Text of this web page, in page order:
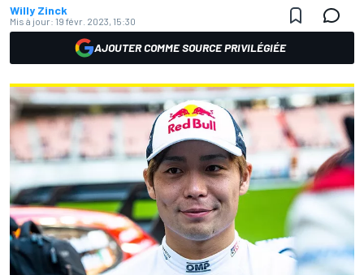
Willy Zinck
Mis à jour: 19 févr. 2023, 15:30
AJOUTER COMME SOURCE PRIVILÉGIÉE